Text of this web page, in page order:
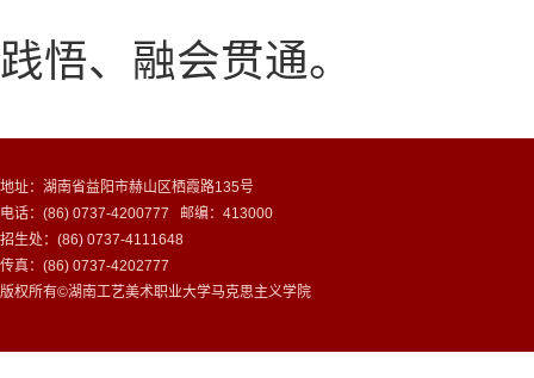
践悟、融会贯通。
地址：湖南省益阳市赫山区栖霞路135号
电话：(86) 0737-4200777 邮编：413000
招生处：(86) 0737-4111648
传真：(86) 0737-4202777
版权所有©湖南工艺美术职业大学马克思主义学院